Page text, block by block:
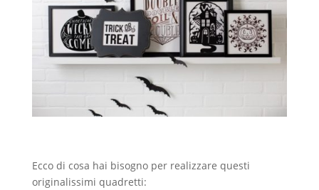
Ecco di cosa hai bisogno per realizzare questi
originalissimi quadretti: